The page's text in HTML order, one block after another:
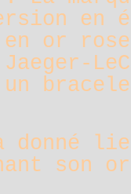
or
un
donné
son